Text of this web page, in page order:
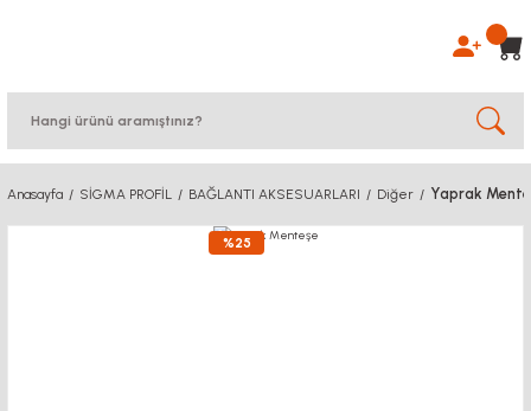
Anasayfa SİGMA PROFİL BAĞLANTI AKSESUARLARI Diğer Yaprak
%25